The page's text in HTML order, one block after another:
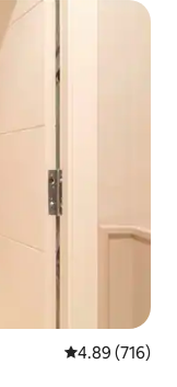
औसत रेटिंग 5 में से
4.89 (716)